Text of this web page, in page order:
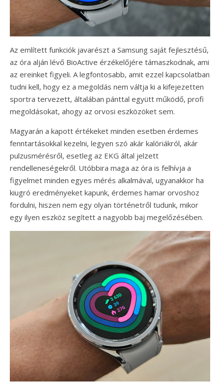
Az említett funkciók javarészt a Samsung saját fejlesztésű,
az óra alján lévő BioActive érzékelőjére támaszkodnak, ami
az ereinket figyeli. A legfontosabb, amit ezzel kapcsolatban
tudni kell, hogy ez a megoldás nem váltja ki a kifejezetten
sportra tervezett, általában pánttal együtt működő, profi
megoldásokat, ahogy az orvosi eszközöket sem.
Magyarán a kapott értékeket minden esetben érdemes
fenntartásokkal kezelni, legyen szó akár kalóriákról, akár
pulzusmérésről, esetleg az EKG által jelzett
rendelleneségekről. Utóbbira maga az óra is felhívja a
figyelmet minden egyes mérés alkalmával, ugyanakkor ha
kiugró eredményeket kapunk, érdemes hamar orvoshoz
fordulni, hiszen nem egy olyan történetről tudunk, mikor
egy ilyen eszköz segített a nagyobb baj megelőzésében.